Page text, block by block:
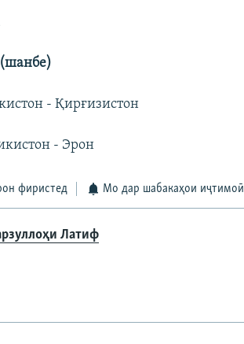
- Қирғизистон
- Эрон
фиристед Мо дар шабакаҳои иҷтимоӣ
Латиф